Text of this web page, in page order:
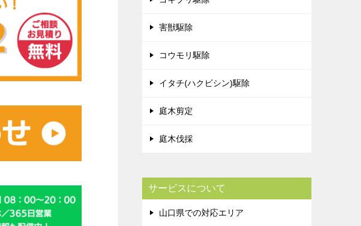
害獣駆除
コウモリ駆除
イタチ(ハクビシン)駆除
庭木剪定
庭木伐採
サービスについて
山口県での対応エリア